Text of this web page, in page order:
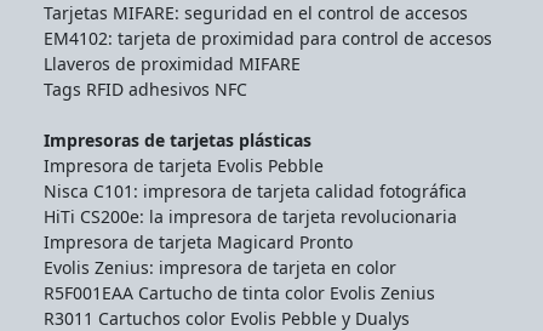
Tarjetas MIFARE: seguridad en el control de accesos
EM4102: tarjeta de proximidad para control de accesos
Llaveros de proximidad MIFARE
Tags RFID adhesivos NFC
Impresoras de tarjetas plásticas
Impresora de tarjeta Evolis Pebble
Nisca C101: impresora de tarjeta calidad fotográfica
HiTi CS200e: la impresora de tarjeta revolucionaria
Impresora de tarjeta Magicard Pronto
Evolis Zenius: impresora de tarjeta en color
R5F001EAA Cartucho de tinta color Evolis Zenius
R3011 Cartuchos color Evolis Pebble y Dualys